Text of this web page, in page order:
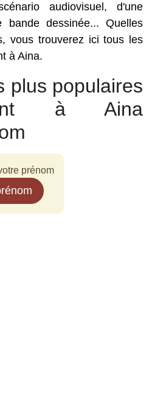
audiovisuel, d'une
dessinée... Quelles
vous trouverez ici tous les
à Aina.
plus populaires
à Aina
prénom